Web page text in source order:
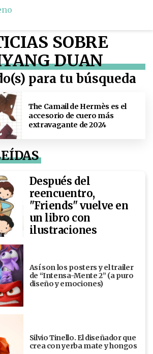
SOBRE
DUAN
para tu búsqueda
The Camail de Hermès es el
accesorio de cuero más
extravagante de 2024
Después del
reencuentro,
"Friends" vuelve en
un libro con
ilustraciones
Así son los posters y el trailer
de “Intensa-Mente 2” (a puro
diseño y emociones)
Silvio Tinello. El diseñador que
crea con yerba mate y hongos